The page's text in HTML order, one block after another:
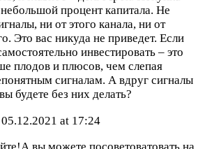
процент капитала. Не
ни от этого канала, ни от
Это вас никуда не приведет. Если
инвестировать – это
плодов и плюсов, чем слепая
сигналам. А вдруг сигналы
будете без них делать?
05.12.2021 at 17:24